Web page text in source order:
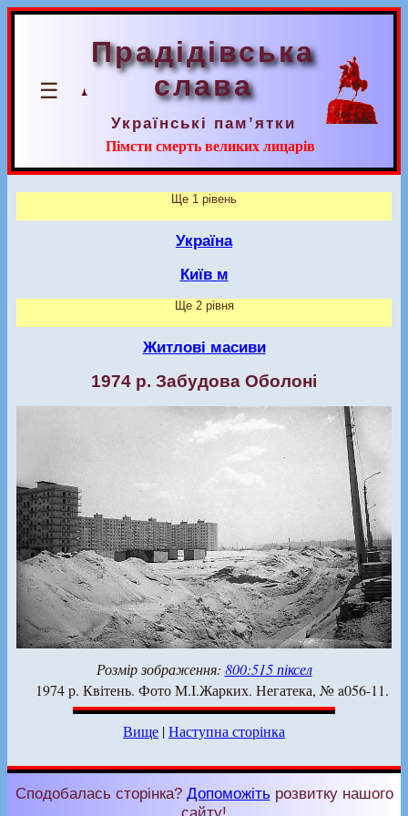
☰
Прадідівська
слава
Українські пам’ятки
Пімсти смерть великих лицарів
Ще 1 рівень
Україна
Київ м
Ще 2 рівня
Житлові масиви
1974 р. Забудова Оболоні
Розмір зображення: 800:515 піксел
1974 р. Квітень. Фото М.І.Жарких. Негатека, № a056-11.
Вище |Наступна сторінка
Сподобалась сторінка? Допоможітьрозвитку нашого
сайту!